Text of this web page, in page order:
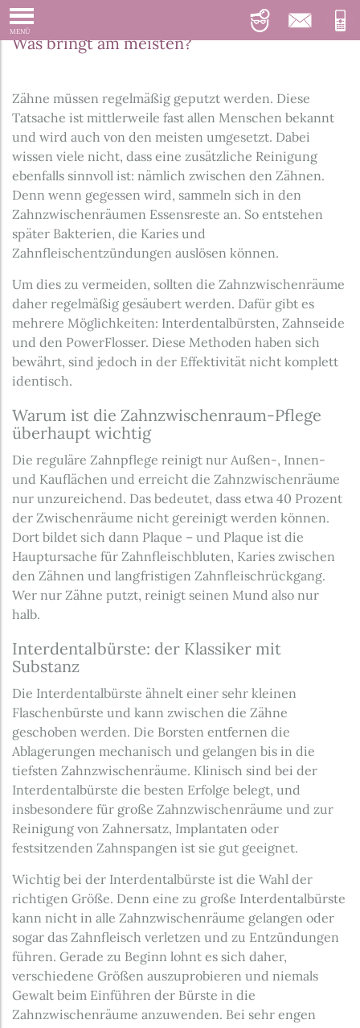
MENÜ
Interdentalbürste, Zahnseide, PowerFlosser:
Was bringt am meisten?
Zähne müssen regelmäßig geputzt werden. Diese
Tatsache ist mittlerweile fast allen Menschen bekannt
und wird auch von den meisten umgesetzt. Dabei
wissen viele nicht, dass eine zusätzliche Reinigung
ebenfalls sinnvoll ist: nämlich zwischen den Zähnen.
Denn wenn gegessen wird, sammeln sich in den
Zahnzwischenräumen Essensreste an. So entstehen
später Bakterien, die Karies und
Zahnfleischentzündungen auslösen können.
Um dies zu vermeiden, sollten die Zahnzwischenräume
daher regelmäßig gesäubert werden. Dafür gibt es
mehrere Möglichkeiten: Interdentalbürsten, Zahnseide
und den PowerFlosser. Diese Methoden haben sich
bewährt, sind jedoch in der Effektivität nicht komplett
identisch.
Warum ist die Zahnzwischenraum-Pflege
überhaupt wichtig
Die reguläre Zahnpflege reinigt nur Außen-, Innen-
und Kauflächen und erreicht die Zahnzwischenräume
nur unzureichend. Das bedeutet, dass etwa 40 Prozent
der Zwischenräume nicht gereinigt werden können.
Dort bildet sich dann Plaque – und Plaque ist die
Hauptursache für Zahnfleischbluten, Karies zwischen
den Zähnen und langfristigen Zahnfleischrückgang.
Wer nur Zähne putzt, reinigt seinen Mund also nur
halb.
Interdentalbürste: der Klassiker mit
Substanz
Die Interdentalbürste ähnelt einer sehr kleinen
Flaschenbürste und kann zwischen die Zähne
geschoben werden. Die Borsten entfernen die
Ablagerungen mechanisch und gelangen bis in die
tiefsten Zahnzwischenräume. Klinisch sind bei der
Interdentalbürste die besten Erfolge belegt, und
insbesondere für große Zahnzwischenräume und zur
Reinigung von Zahnersatz, Implantaten oder
festsitzenden Zahnspangen ist sie gut geeignet.
Wichtig bei der Interdentalbürste ist die Wahl der
richtigen Größe. Denn eine zu große Interdentalbürste
kann nicht in alle Zahnzwischenräume gelangen oder
sogar das Zahnfleisch verletzen und zu Entzündungen
führen. Gerade zu Beginn lohnt es sich daher,
verschiedene Größen auszuprobieren und niemals
Gewalt beim Einführen der Bürste in die
Zahnzwischenräume anzuwenden. Bei sehr engen